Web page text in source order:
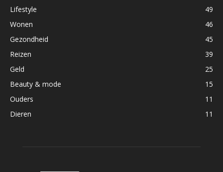
Lifestyle
49
Wonen
46
Gezondheid
45
Reizen
39
Geld
25
Beauty & mode
15
Ouders
11
Dieren
11